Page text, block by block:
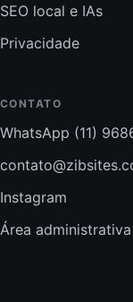
SEO local e IAs
Privacidade
CONTATO
WhatsApp (11)
Instagram
Área administrativa